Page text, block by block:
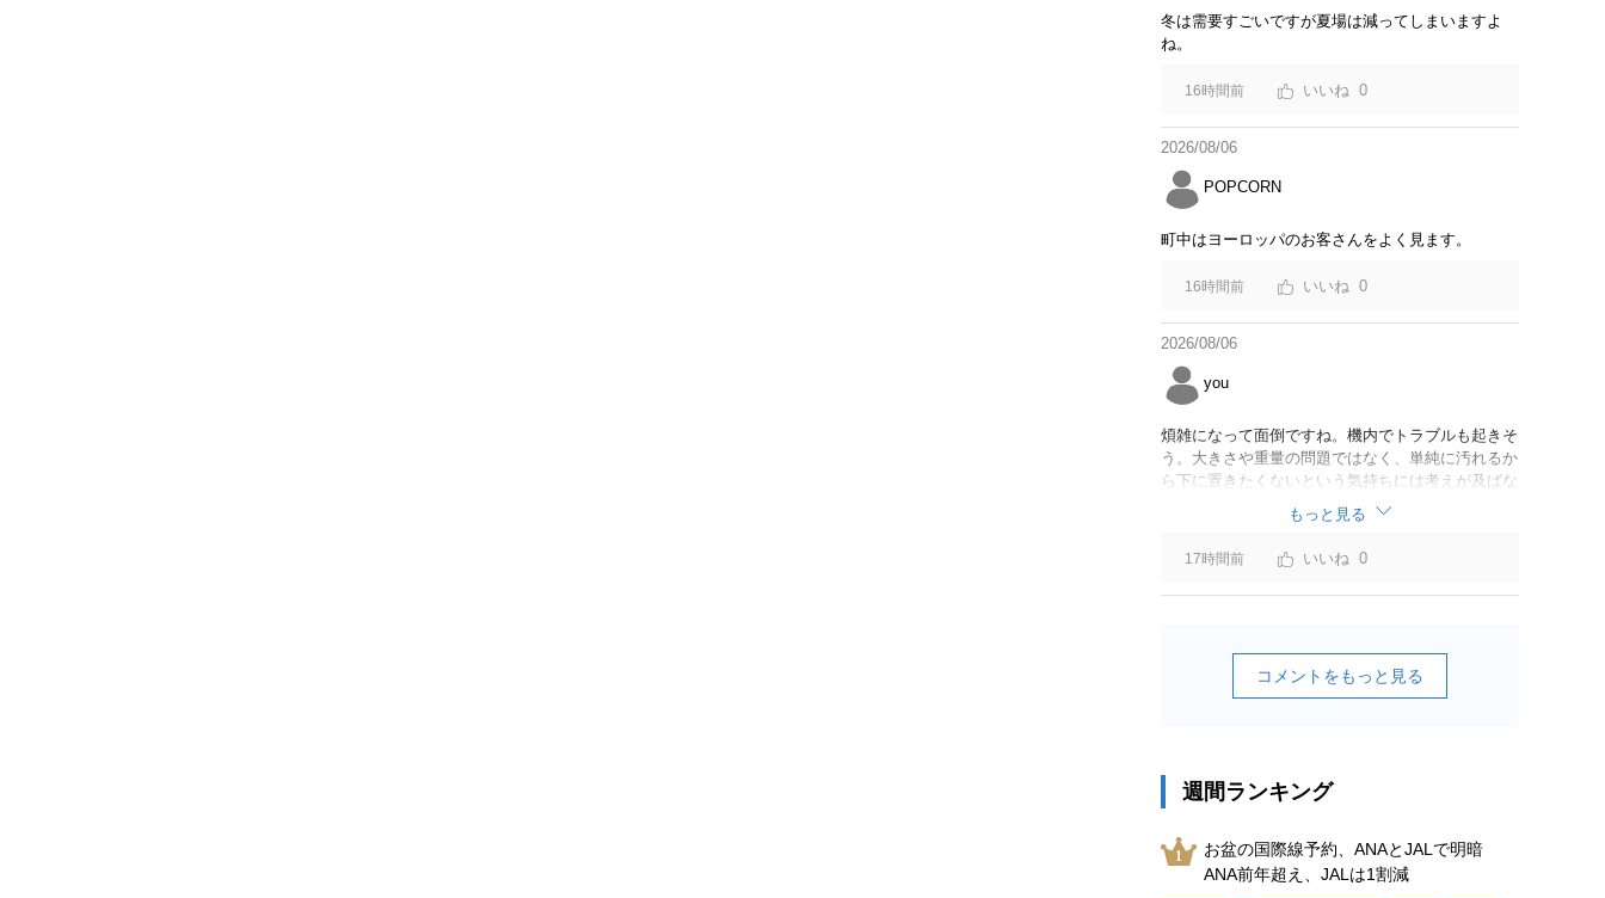
冬は需要すごいですが夏場は減ってしまいますよ
ね。
16時間前 0
2026/08/06
POPCORN
町中はヨーロッパのお客さんをよく見ます。
16時間前 0
2026/08/06
you
煩雑になって面倒ですね。機内でトラブルも起きそ
う。大きさや重量の問題ではなく、単純に汚れるか
ら下に置きたくないという気持ちには考えが及ばな
かったのでしょうかね。いっそ、荷物棚を撤去した
座席を作って、座席指定も荷物も含んだプランとす
べて無しで格安プランで分けてもらった方がシンプ
ルで分かりやすいかも。どんどん料金が細分化され
て面倒です。
もっと見る
17時間前 0
コメントをもっと見る
週間ランキング
お盆の国際線予約、ANAとJALで明暗
ANA前年超え、JALは1割減